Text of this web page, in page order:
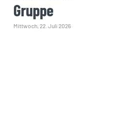
Gruppe
Mittwoch, 22. Juli 2026